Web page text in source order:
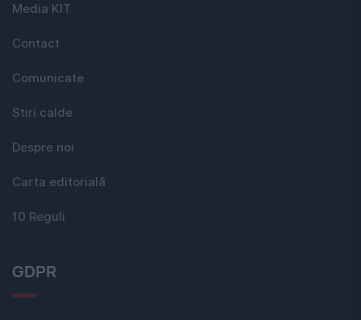
Media KIT
Contact
Comunicate
Stiri calde
Despre noi
Carta editorială
10 Reguli
GDPR